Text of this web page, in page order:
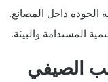
الجودة داخل المصانع.
المستدامة والبيئة.
الصيفي